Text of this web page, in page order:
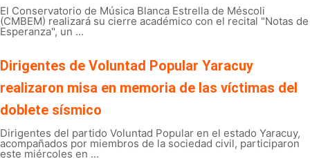
El Conservatorio de Música Blanca Estrella de Méscoli
(CMBEM) realizará su cierre académico con el recital "Notas de
Esperanza", un ...
Dirigentes de Voluntad Popular Yaracuy
realizaron misa en memoria de las víctimas del
doblete sísmico
Dirigentes del partido Voluntad Popular en el estado Yaracuy,
acompañados por miembros de la sociedad civil, participaron
este miércoles en ...